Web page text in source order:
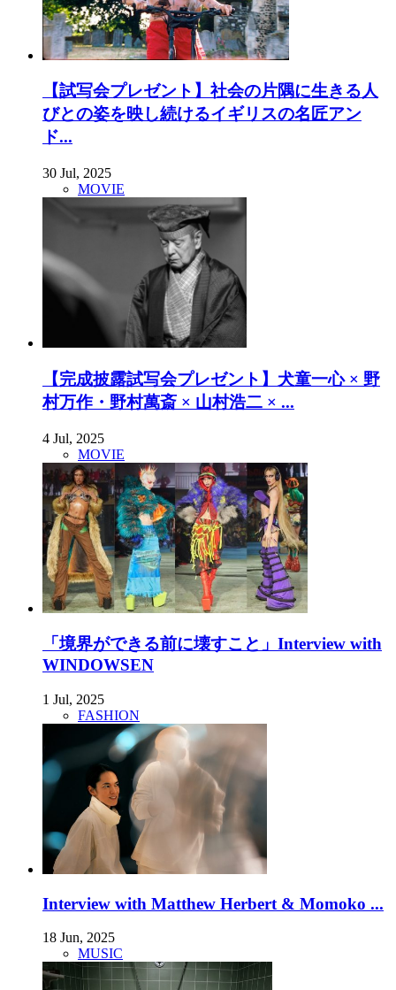
【試写会プレゼント】社会の片隅に生きる人
びとの姿を映し続けるイギリスの名匠アン
ド...
30 Jul, 2025
MOVIE
【完成披露試写会プレゼント】犬童一心 × 野
村万作・野村萬斎 × 山村浩二 × ...
4 Jul, 2025
MOVIE
「境界ができる前に壊すこと」Interview with
WINDOWSEN
1 Jul, 2025
FASHION
Interview with Matthew Herbert & Momoko ...
18 Jun, 2025
MUSIC